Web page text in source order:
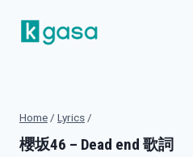
content
Home / Lyrics /
櫻坂46 – Dead end 歌詞